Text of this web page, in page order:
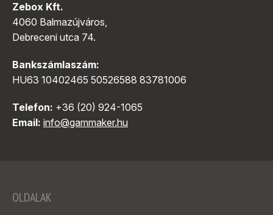
Zebox Kft.
4060 Balmazújváros,
Debreceni utca 74.
Bankszámlaszám:
HU63 10402465 50526588 83781006
Telefon: +36 (20) 924-1065
Email: info@gammaker.hu
OLDALAK